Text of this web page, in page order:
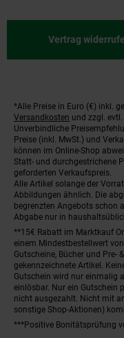
Vertrag
Fußnoten
*Alle Preise in Euro (€) inkl.
Versandkosten und zzgl.
Unverbindliche
Preise (inkl. MwSt.) und
können im Online-Shop
Statt- und durchgestrichene
geforderten Verkaufspreis.
Alle Artikel solange der
Abbildungen ähnlich. Die
begrenzten Angebots schon
Abgabe nur in
**15€ Rabatt im Marktkauf
einem Mindestbestellwert
Gutscheine, Bücher und
gekennzeichnete Artikel.
Gutschein wird nur einmalig
einlösbar. Nur ein Gutschein
nicht ausgezahlt. Nicht mit
sonstige Shop-Aktionen)
***Positive Bonitätsprüfung